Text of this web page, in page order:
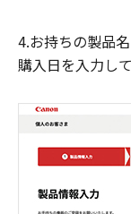
4.お持ちの製品
購入日を入力し